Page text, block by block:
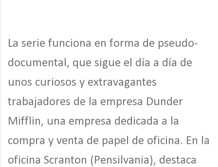
La serie funciona en forma de pseudo-
documental, que sigue el día a día de
unos curiosos y extravagantes
trabajadores de la empresa Dunder
Mifflin, una empresa dedicada a la
compra y venta de papel de oficina. En la
oficina Scranton (Pensilvania), destaca